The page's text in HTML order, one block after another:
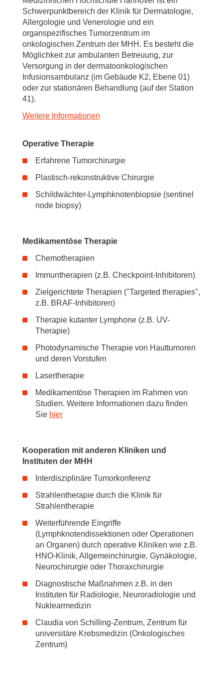
Schwerpunktbereich der Klinik für Dermatologie,
Allergologie und Venerologie und ein
organspezifisches Tumorzentrum im
onkologischen Zentrum der MHH. Es besteht die
Möglichkeit zur ambulanten Betreuung, zur
Versorgung in der dermatoonkologischen
Infusionsambulanz (im Gebäude K2, Ebene 01)
oder zur stationären Behandlung (auf der Station
41).
Weitere Informationen
Operative Therapie
Erfahrene Tumorchirurgie
Plastisch-rekonstruktive Chirurgie
Schildwächter-Lymphknotenbiopsie (sentinel
node biopsy)
Medikamentöse Therapie
Chemotherapien
Immuntherapien (z.B. Checkpoint-Inhibitoren)
Zielgerichtete Therapien ("Targeted therapies",
z.B. BRAF-Inhibitoren)
Therapie kutanter Lymphone (z.B. UV-
Therapie)
Photodynamische Therapie von Hauttumoren
und deren Vorstufen
Lasertherapie
Medikamentöse Therapien im Rahmen von
Studien. Weitere Informationen dazu finden
Sie hier
Kooperation mit anderen Kliniken und
Instituten der MHH
Interdisziplinäre Tumorkonferenz
Strahlentherapie durch die Klinik für
Strahlentherapie
Weiterführende Eingriffe
(Lymphknotendissektionen oder Operationen
an Organen) durch operative Kliniken wie z.B.
HNO-Klinik, Allgemeinchirurgie, Gynäkologie,
Neurochirurgie oder Thoraxchirurgie
Diagnostische Maßnahmen z.B. in den
Instituten für Radiologie, Neuroradiologie und
Nuklearmedizin
Claudia von Schilling-Zentrum, Zentrum für
universitäre Krebsmedizin (Onkologisches
Zentrum)